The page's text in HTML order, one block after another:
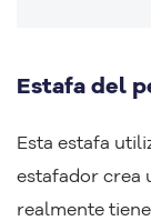
Estafa del
Esta estafa
estafador crea
realmente